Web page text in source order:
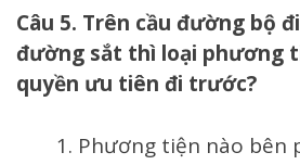
Câu 5. Trên cầu đường bộ
đường sắt thì loại phương
quyền ưu tiên đi trước?
Phương tiện nào bên